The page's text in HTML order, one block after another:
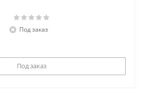
Под заказ
Под заказ